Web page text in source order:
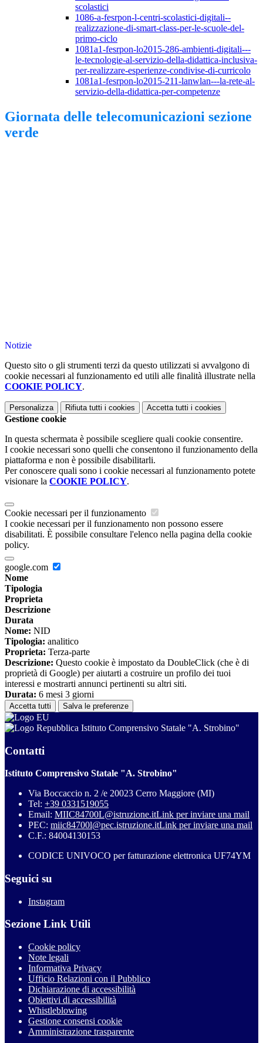
scolastici
1086-a-fesrpon-l-centri-scolastici-digitali--
realizzazione-di-smart-class-per-le-scuole-del-
primo-ciclo
1081a1-fesrpon-lo2015-286-ambienti-digitali---
le-tecnologie-al-servizio-della-didattica-inclusiva-
per-realizzare-esperienze-condivise-di-curricolo
1081a1-fesrpon-lo2015-211-lanwlan---la-rete-al-
servizio-della-didattica-per-competenze
Giornata delle telecomunicazioni sezione
verde
Notizie
Questo sito o gli strumenti terzi da questo utilizzati si avvalgono di
cookie necessari al funzionamento ed utili alle finalità illustrate nella
COOKIE POLICY.
Personalizza Rifiuta tutti i cookies Accetta tutti i cookies
Gestione cookie
In questa schermata è possibile scegliere quali cookie consentire.
I cookie necessari sono quelli che consentono il funzionamento della
piattaforma e non è possibile disabilitarli.
Per conoscere quali sono i cookie necessari al funzionamento potete
visionare la COOKIE POLICY.
Cookie necessari per il funzionamento
I cookie necessari per il funzionamento non possono essere
disabilitati. È possibile consultare l'elenco nella pagina della cookie
policy.
google.com
Nome
Tipologia
Proprieta
Descrizione
Durata
Nome: NID
Tipologia: analitico
Proprieta: Terza-parte
Descrizione: Questo cookie è impostato da DoubleClick (che è di
proprietà di Google) per aiutarti a costruire un profilo dei tuoi
interessi e mostrarti annunci pertinenti su altri siti.
Durata: 6 mesi 3 giorni
Accetta tutti Salva le preferenze
Istituto Comprensivo Statale "A. Strobino"
Contatti
Istituto Comprensivo Statale "A. Strobino"
Via Boccaccio n. 2 /e 20023 Cerro Maggiore (MI)
Tel: +39 0331519055
Email: MIIC84700L@istruzione.itLink per inviare una mail
PEC: miic84700l@pec.istruzione.itLink per inviare una mail
C.F.: 84004130153
CODICE UNIVOCO per fatturazione elettronica UF74YM
Seguici su
Instagram
Sezione Link Utili
Cookie policy
Note legali
Informativa Privacy
Ufficio Relazioni con il Pubblico
Dichiarazione di accessibilità
Obiettivi di accessibilità
Whistleblowing
Gestione consensi cookie
Amministrazione trasparente